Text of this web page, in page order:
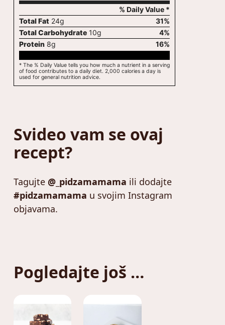
% Daily Value *
Total Fat 24g 31%
Total Carbohydrate 10g 4%
Protein 8g 16%
* The % Daily Value tells you how much a nutrient in a serving
of food contributes to a daily diet. 2,000 calories a day is
used for general nutrition advice.
Svideo vam se ovaj
recept?
Tagujte @_pidzamamama ili dodajte
#pidzamamama u svojim Instagram
objavama.
Pogledajte još …